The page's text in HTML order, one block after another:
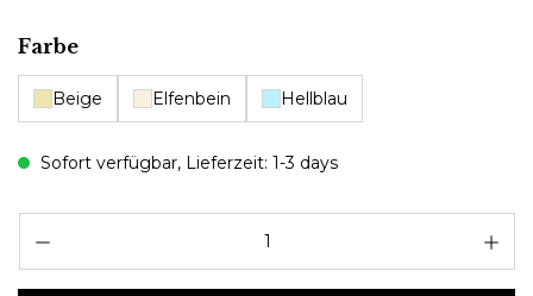
Farbeauswählen
Beige Elfenbein Hellblau
Sofort verfügbar, Lieferzeit: 1-3 days